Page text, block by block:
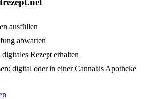
ausfüllen
abwarten
Rezept erhalten
digital oder in einer Cannabis Apotheke